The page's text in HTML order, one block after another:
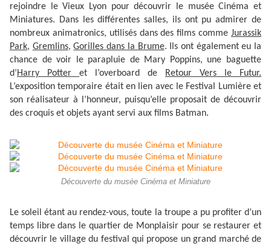
rejoindre le Vieux Lyon pour découvrir le musée Cinéma et
Miniatures. Dans les différentes salles, ils ont pu admirer de
nombreux animatronics, utilisés dans des films comme Jurassik
Park, Gremlins,Gorilles dans la Brume. Ils ont également eu la
chance de voir le parapluie de Mary Poppins, une baguette
d’Harry Potter et l’overboard de
Retour Vers le Futur.
L’exposition temporaire était en lien avec le Festival Lumière et
son réalisateur à l’honneur, puisqu’elle proposait de découvrir
des croquis et objets ayant servi aux films Batman.
Découverte du musée Cinéma et Miniature
Le soleil étant au rendez-vous, toute la troupe a pu profiter d’un
temps libre dans le quartier de Monplaisir pour se restaurer et
découvrir le village du festival qui propose un grand marché de